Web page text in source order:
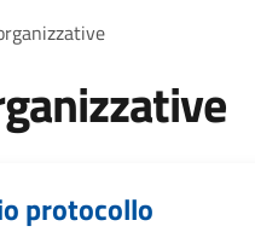
pane
protocollo